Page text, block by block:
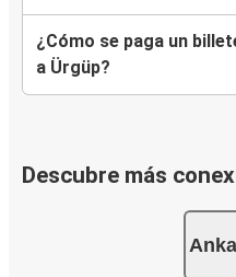
¿Cómo se paga un
a Ürgüp?
Descubre más